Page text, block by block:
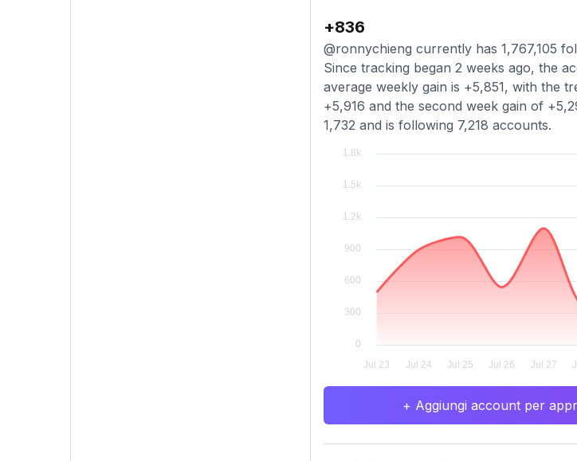
+836
@ronnychieng currently has 1,767,105
Since tracking began 2 weeks ago, the
average weekly gain is +5,851, with the
+5,916 and the second week gain of
1,732 and is following 7,218 accounts.
+ Aggiungi account per